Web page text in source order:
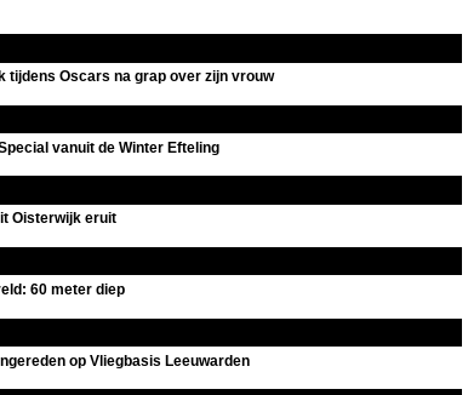
tijdens Oscars na grap over zijn vrouw
vanuit de Winter Efteling
Oisterwijk eruit
60 meter diep
op Vliegbasis Leeuwarden